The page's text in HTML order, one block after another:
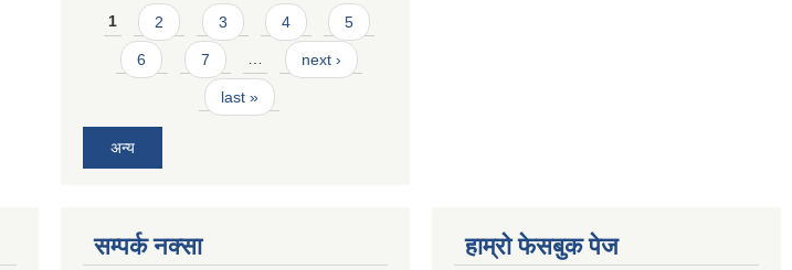
Pages
1 2 3 4 5
6 7 … next ›
last »
अन्य
सम्पर्क नक्सा हाम्रो फेसबुक पेज